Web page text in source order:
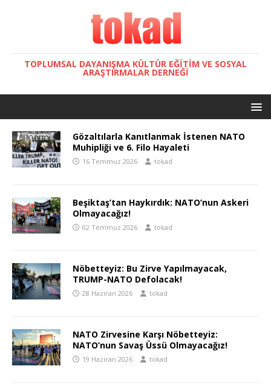
TOPLUMSAL DAYANIŞMA KÜLTÜR EĞITIM VE SOSYAL
ARAŞTIRMALAR DERNEĞI
Gözaltılarla Kanıtlanmak İstenen NATO
Muhipliği ve 6. Filo Hayaleti
16 Temmuz 2026 tokad
Beşiktaş’tan Haykırdık: NATO’nun Askeri
Olmayacağız!
02 Temmuz 2026 tokad
Nöbetteyiz: Bu Zirve Yapılmayacak,
TRUMP-NATO Defolacak!
28 Haziran 2026 tokad
NATO Zirvesine Karşı Nöbetteyiz:
NATO’nun Savaş Üssü Olmayacağız!
19 Haziran 2026 tokad